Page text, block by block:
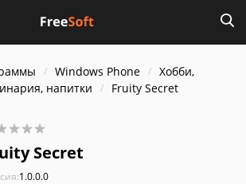
Windows Phone
Хобби,
напитки Fruity Secret
Secret
1.0.0.0